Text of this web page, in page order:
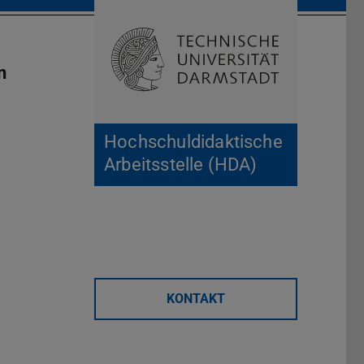
Hochschuldidaktische
Arbeitsstelle (HDA)
Suche öffnen
KONTAKT